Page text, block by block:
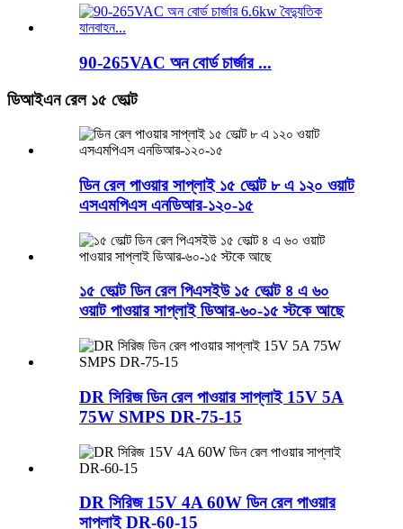
90-265VAC অন বোর্ড চার্জার ...
ডিআইএন রেল ১৫ ভোল্ট
ডিন রেল পাওয়ার সাপ্লাই ১৫ ভোল্ট ৮ এ ১২০ ওয়াট
এসএমপিএস এনডিআর-১২০-১৫
১৫ ভোল্ট ডিন রেল পিএসইউ ১৫ ভোল্ট ৪ এ ৬০
ওয়াট পাওয়ার সাপ্লাই ডিআর-৬০-১৫ স্টকে আছে
DR সিরিজ ডিন রেল পাওয়ার সাপ্লাই 15V 5A
75W SMPS DR-75-15
DR সিরিজ 15V 4A 60W ডিন রেল পাওয়ার
সাপ্লাই DR-60-15